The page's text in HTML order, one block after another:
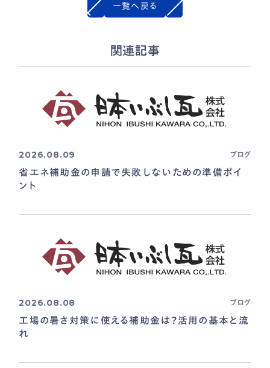
一覧へ戻る
関連記事
2026.08.09 ブログ
省エネ補助金の申請で失敗しないための準備ポイ
ント
2026.08.08 ブログ
工場の暑さ対策に使える補助金は？活用の基本と流
れ